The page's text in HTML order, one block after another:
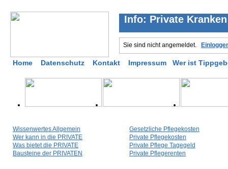
Info: Private
Sie sind nicht angemeldet.
Home Datenschutz Kontakt Impressum Wer ist
Wissenwertes Allgemein
Wer kann in die PRIVATE
Was bietet die PRIVATE
Bausteine der PRIVATEN
Gesetzliche Pflegekosten
Private Pflegekosten
Private Pflege Tagegeld
Private Pflegerenten